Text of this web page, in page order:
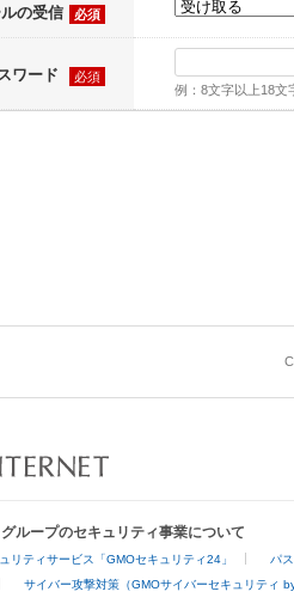
の受信 必須
ワード
必須
例：8文字以上18文
ループのセキュリティ事業について
リティサービス「GMOセキュリティ24」 パ
サイバー攻撃対策（GMOサイバーセキュリティ by